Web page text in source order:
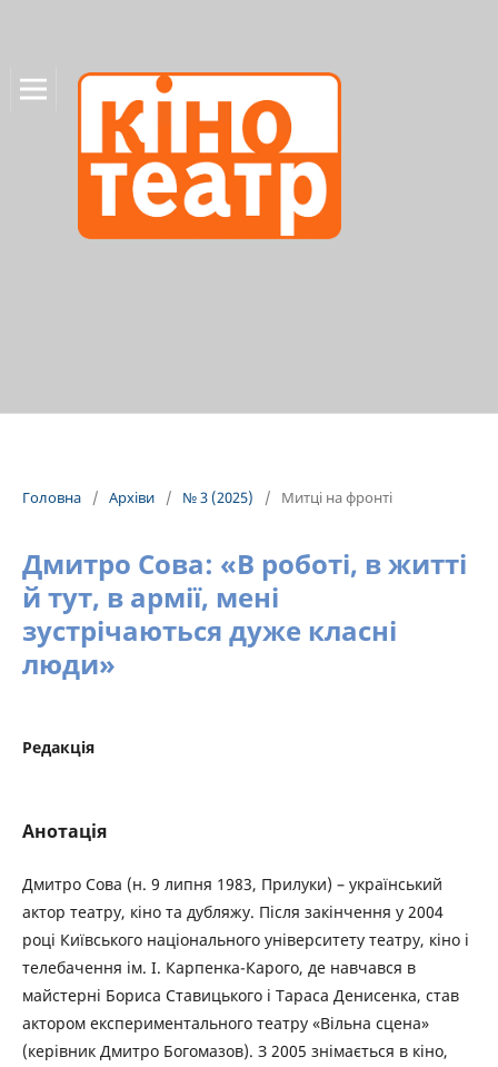
Головна / Архіви / № 3 (2025) / Митці на фронті
Дмитро Сова: «В роботі, в житті
й тут, в армії, мені
зустрічаються дуже класні
люди»
Редакція
Анотація
Дмитро Сова (н. 9 липня 1983, Прилуки) – український
актор театру, кіно та дубляжу. Після закінчення у 2004
році Київського національного університету театру, кіно і
телебачення ім. І. Карпенка-Карого, де навчався в
майстерні Бориса Ставицького і Тараса Денисенка, став
актором експериментального театру «Вільна сцена»
(керівник Дмитро Богомазов). З 2005 знімається в кіно,